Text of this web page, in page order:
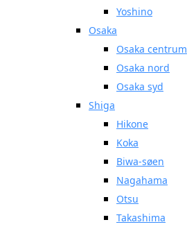
Yoshino
Osaka
Osaka centrum
Osaka nord
Osaka syd
Shiga
Hikone
Koka
Biwa-søen
Nagahama
Otsu
Takashima